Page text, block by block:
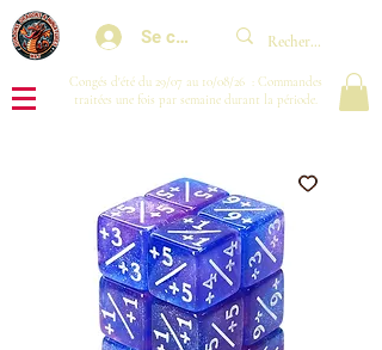
Se connecter
Congés d'été du 29/07 au 10/08/26 : Commandes
traitées une fois par semaine durant la période.